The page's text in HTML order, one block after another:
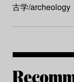
古学/archeology